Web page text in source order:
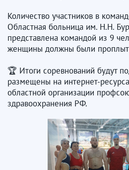
Количество участников в
Областная больница им. Н.Н.
представлена командой из 9
женщины должны были
🏆 Итоги соревнований будут
размещены на интернет-
областной организации
здравоохранения РФ.